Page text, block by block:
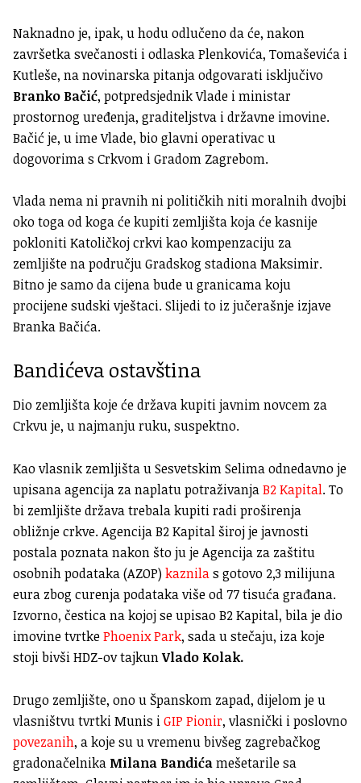
Naknadno je, ipak, u hodu odlučeno da će, nakon
završetka svečanosti i odlaska Plenkovića, Tomaševića i
Kutleše, na novinarska pitanja odgovarati isključivo
Branko Bačić, potpredsjednik Vlade i ministar
prostornog uređenja, graditeljstva i državne imovine.
Bačić je, u ime Vlade, bio glavni operativac u
dogovorima s Crkvom i Gradom Zagrebom.
Vlada nema ni pravnih ni političkih niti moralnih dvojbi
oko toga od koga će kupiti zemljišta koja će kasnije
pokloniti Katoličkoj crkvi kao kompenzaciju za
zemljište na području Gradskog stadiona Maksimir.
Bitno je samo da cijena bude u granicama koju
procijene sudski vještaci. Slijedi to iz jučerašnje izjave
Branka Bačića.
Bandićeva ostavština
Dio zemljišta koje će država kupiti javnim novcem za
Crkvu je, u najmanju ruku, suspektno.
Kao vlasnik zemljišta u Sesvetskim Selima odnedavno je
upisana agencija za naplatu potraživanjaB2 Kapital. To
bi zemljište država trebala kupiti radi proširenja
obližnje crkve. Agencija B2 Kapital široj je javnosti
postala poznata nakon što ju je Agencija za zaštitu
osobnih podataka (AZOP) kaznilas gotovo 2,3 milijuna
eura zbog curenja podataka više od 77 tisuća građana.
Izvorno, čestica na kojoj se upisao B2 Kapital, bila je dio
imovine tvrtkePhoenix Park, sada u stečaju, iza koje
stoji bivši HDZ-ov tajkunVlado Kolak.
Drugo zemljište, ono u Španskom zapad, dijelom je u
vlasništvu tvrtki Munis iGIP Pionir, vlasnički i poslovno
povezanih, a koje su u vremenu bivšeg zagrebačkog
gradonačelnika Milana Bandićamešetarile sa